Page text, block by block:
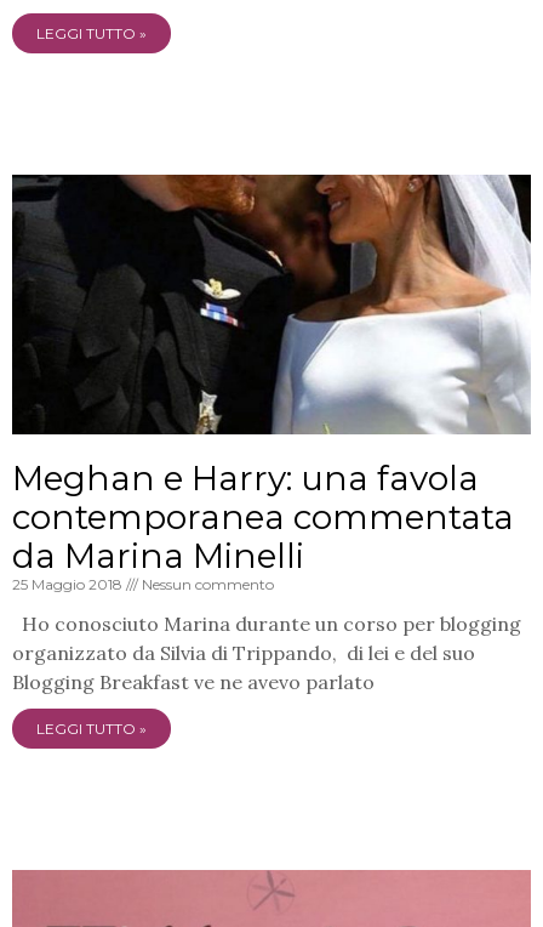
LEGGI TUTTO »
Meghan e Harry: una favola
contemporanea commentata
da Marina Minelli
25 Maggio 2018 Nessun commento
Ho conosciuto Marina durante un corso per blogging
organizzato da Silvia di Trippando, di lei e del suo
Blogging Breakfast ve ne avevo parlato
LEGGI TUTTO »